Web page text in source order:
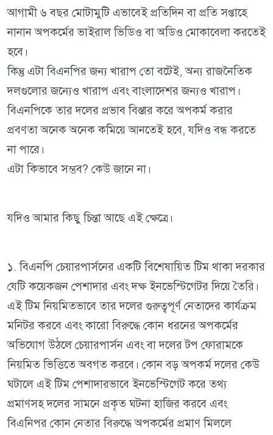
আগামী ৬ বছর মোটামুটি এভাবেই প্রতিদিন বা প্রতি সপ্তাহে
নানান অপকর্মের ভাইরাল ভিডিও বা অডিও মোকাবেলা করতেই
হবে।
কিন্তু এটা বিএনপির জন্য খারাপ তো বটেই, অন্য রাজনৈতিক
দলগুলোর জন্যেও খারাপ এবং বাংলাদেশর জন্যও খারাপ।
বিএনপিকে তার দলের প্রভাব বিস্তার করে অপকর্ম করার
প্রবণতা অনেক অনেক কমিয়ে আনতেই হবে, যদিও বন্ধ করতে
না পারে।
এটা কিভাবে সম্ভব? কেউ জানে না।
যদিও আমার কিছু চিন্তা আছে এই ক্ষেত্রে।
১. বিএনপি চেয়ারপার্সনের একটি বিশেষায়িত টিম থাকা দরকার
যেটি কয়েকজন পেশাদার এবং দক্ষ ইনভেস্টিগেটর দিয়ে তৈরি।
এই টিম নিয়মিতভাবে তার দলের গুরুত্বপূর্ণ নেতাদের কার্যক্রম
মনিটর করবে এবং কারো বিরুদ্ধে কোন ধরনের অপকর্মের
অভিযোগ উঠলে চেয়ারপার্সন এবং বা দলের টপ ফোরামকে
নিয়মিত ভিত্তিতে অবগত করবে। কোন বড় অপকর্ম দলের কেউ
ঘটালে এই টিম পেশাদারভাবে ইনভেস্টিগেট করে তথ্য
প্রমাণসহ দলের সামনে প্রকৃত ঘটনা হাজির করবে এবং
বিএনিপর কোন নেতার বিরুদ্ধে অপকর্মের প্রমাণ মিললে